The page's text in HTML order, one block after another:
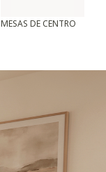
MESAS DE CENTRO